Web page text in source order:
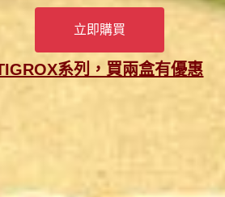
立即購買
系列，買兩盒有優惠